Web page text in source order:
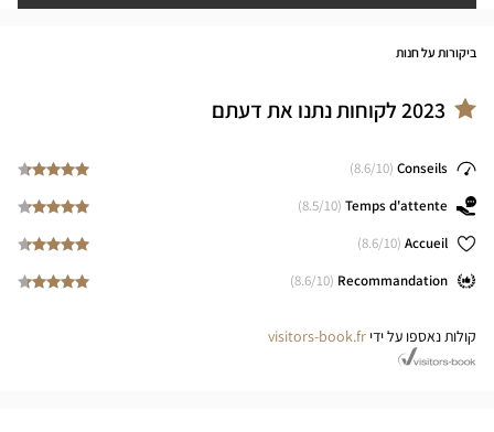
ביקורות על חנות
2023לקוחות נתנו את דעתם
Conseils
(
8.6/10)
Temps d'attente
(
8.5/10)
Accueil
(
8.6/10)
Recommandation
(
8.6/10)
קולות נאספו על ידי visitors-book.fr